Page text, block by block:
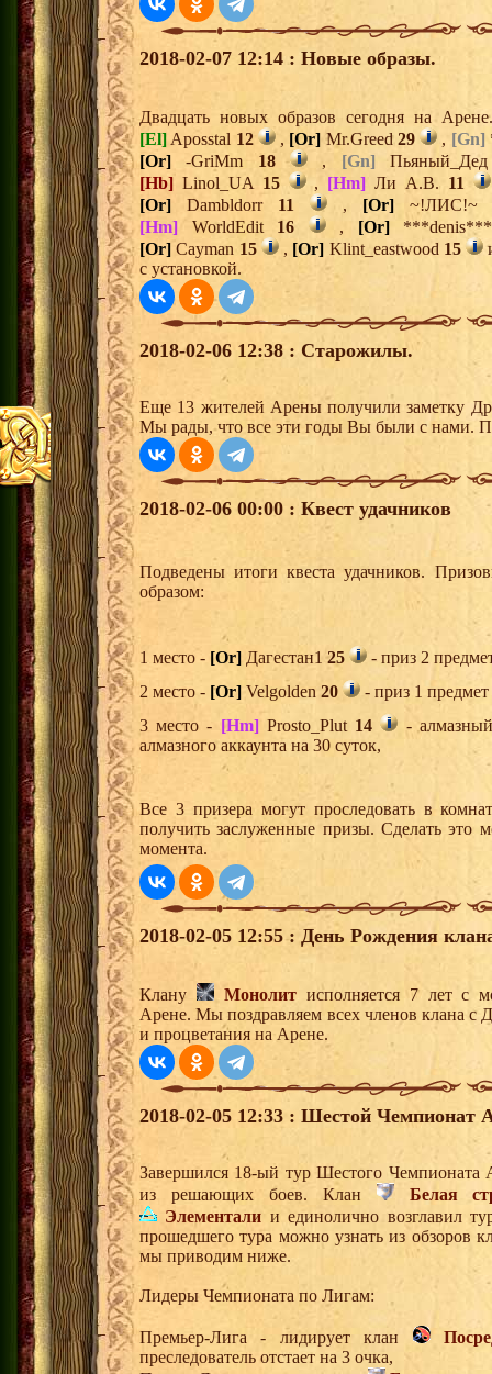
2018-02-07 12:14 : Новые образы.
Двадцать новых образов сегодня на
[El] Aposstal 12 , [Or] Mr.Greed 29 , [Gn]
[Or] -GriMm 18 , [Gn]
[Hb] Linol_UA 15 , [Hm] Ли А.В. 11
[Or] Dambldorr 11 , [Or]~!ЛИС!~
[Hm] WorldEdit 16 , [Or]
[Or] Cayman 15 , [Or] Klint_eastwood 15
с установкой.
2018-02-06 12:38 : Старожилы.
Еще 13 жителей Арены получили заметку
Мы рады, что все эти годы Вы были с нами.
2018-02-06 00:00 : Квест удачников
Подведены итоги квеста удачников.
образом:
1 место - [Or] Дагестан125
- приз 2
2 место - [Or] Velgolden 20
- приз 1
3 место - [Hm] Prosto_Plut 14
-
алмазного аккаунта на 30 суток,
Все 3 призера могут проследовать в
получить заслуженные призы. Сделать это
момента.
2018-02-05 12:55 : День Рождения
Клану Монолитисполняется 7 лет с
Арене. Мы поздравляем всех членов клана с
и процветания на Арене.
2018-02-05 12:33 : Шестой Чемпионат
Завершился 18-ый тур Шестого
из решающих боев. Клан
Белая
Элементали и единолично возглавил
прошедшего тура можно узнать из обзоров
мы приводим ниже.
Лидеры Чемпионата по Лигам:
Премьер-Лига - лидирует клан
преследователь отстает на 3 очка,